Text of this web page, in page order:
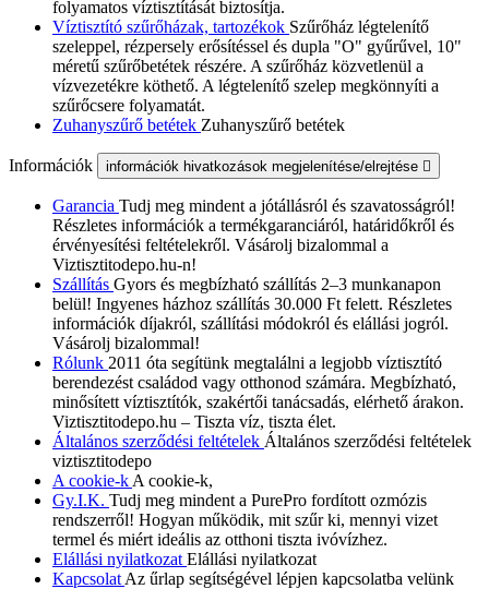
folyamatos víztisztítását biztosítja.
Víztisztító szűrőházak, tartozékok Szűrőház légtelenítő
szeleppel, rézpersely erősítéssel és dupla "O" gyűrűvel, 10"
méretű szűrőbetétek részére. A szűrőház közvetlenül a
vízvezetékre köthető. A légtelenítő szelep megkönnyíti a
szűrőcsere folyamatát.
Zuhanyszűrő betétek Zuhanyszűrő betétek
Információk információk hivatkozások megjelenítése/elrejtése 
Garancia Tudj meg mindent a jótállásról és szavatosságról!
Részletes információk a termékgaranciáról, határidőkről és
érvényesítési feltételekről. Vásárolj bizalommal a
Viztisztitodepo.hu-n!
Szállítás Gyors és megbízható szállítás 2–3 munkanapon
belül! Ingyenes házhoz szállítás 30.000 Ft felett. Részletes
információk díjakról, szállítási módokról és elállási jogról.
Vásárolj bizalommal!
Rólunk 2011 óta segítünk megtalálni a legjobb víztisztító
berendezést családod vagy otthonod számára. Megbízható,
minősített víztisztítók, szakértői tanácsadás, elérhető árakon.
Viztisztitodepo.hu – Tiszta víz, tiszta élet.
Általános szerződési feltételek Általános szerződési feltételek
viztisztitodepo
A cookie-k A cookie-k,
Gy.I.K. Tudj meg mindent a PurePro fordított ozmózis
rendszerről! Hogyan működik, mit szűr ki, mennyi vizet
termel és miért ideális az otthoni tiszta ivóvízhez.
Elállási nyilatkozat Elállási nyilatkozat
Kapcsolat Az űrlap segítségével lépjen kapcsolatba velünk